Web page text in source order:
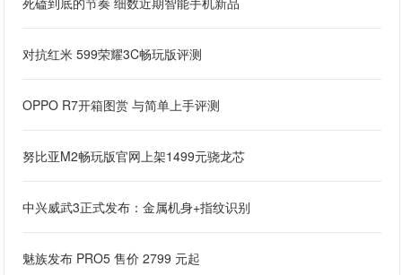
对抗红米 599荣耀3C畅玩版评测
OPPO R7开箱图赏 与简单上手评测
努比亚M2畅玩版官网上架1499元骁龙芯
中兴威武3正式发布：金属机身+指纹识别
魅族发布 PRO5 售价 2799 元起